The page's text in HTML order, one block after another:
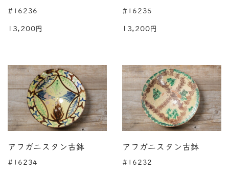
#16236
13,200円
#16235
13,200円
アフガニスタン古鉢
#16234
アフガニスタン古鉢
#16232